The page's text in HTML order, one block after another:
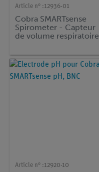
Article n° :12936-01
Cobra SMARTsense
Spirometer - Capteur
de volume respiratoire
USB)
Article n° :12920-10